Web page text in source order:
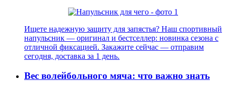
Ищете надежную защиту для запястья? Наш спортивный
напульсник — оригинал и бестселлер: новинка сезона с
отличной фиксацией. Закажите сейчас — отправим
сегодня, доставка за 1 день.
Вес волейбольного мяча: что важно знать